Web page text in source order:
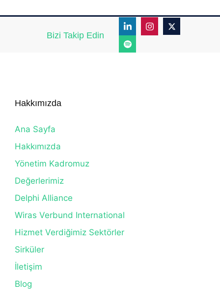
Bizi Takip Edin
Hakkımızda
Ana Sayfa
Hakkımızda
Yönetim Kadromuz
Değerlerimiz
Delphi Alliance
Wiras Verbund International
Hizmet Verdiğimiz Sektörler
Sirküler
İletişim
Blog